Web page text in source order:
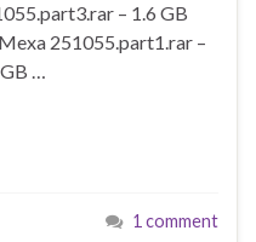
– 1.6 GB
251055.part1.rar –
…
1 comment